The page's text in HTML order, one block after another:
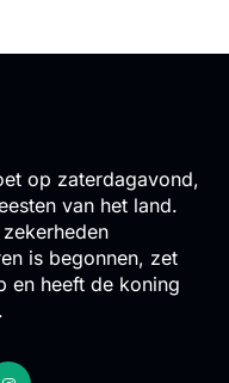
op zaterdagavond,
van het land.
is begonnen, zet
en heeft de koning